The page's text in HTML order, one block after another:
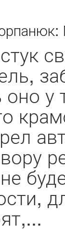
оно у